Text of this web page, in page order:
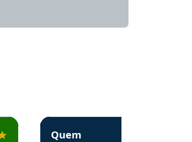
Concursos em depoimento
Estudante Alessandra recomenda o Aprova
Quem